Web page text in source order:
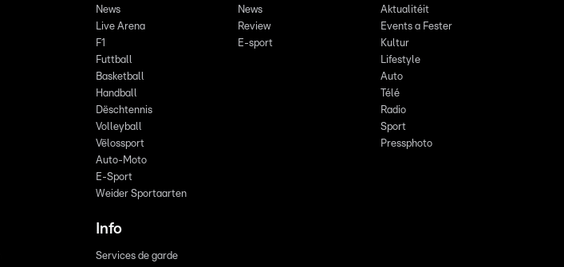
News
Live Arena
F1
Futtball
Basketball
Handball
Dëschtennis
Volleyball
Vëlossport
Auto-Moto
E-Sport
Weider Sportaarten
News
Review
E-sport
Aktualitéit
Events a Fester
Kultur
Lifestyle
Auto
Télé
Radio
Sport
Pressphoto
Info
Services de garde